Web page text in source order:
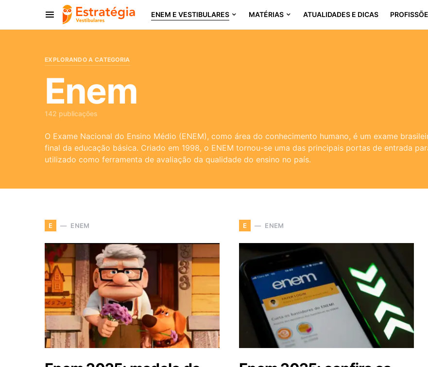
ENEM E VESTIBULARES MATÉRIAS ATUALIDADES E DICAS
Procurar:
EXPLORANDO A CATEGORIA
Enem
142 publicações
O Exame Nacional do Ensino Médio (ENEM), como área do conhecimento humano, é um exame
final da educação básica. Criado em 1998, o ENEM tornou-se uma das principais portas de entrada
utilizado como ferramenta de avaliação da qualidade do ensino no país.
E ENEM E ENEM